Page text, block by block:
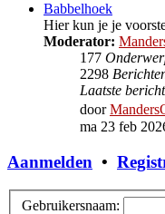
Babbelhoek
Hier kun je je
Moderator:
177
2298
Laatste bericht
door
ma 23 feb
Aanmelden •
Gebruikersnaam: